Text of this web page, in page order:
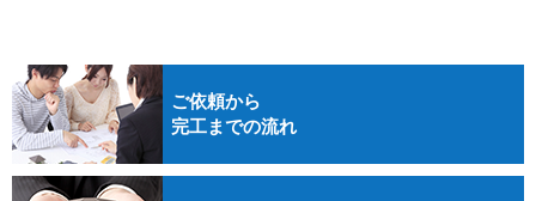
ご依頼から
完工までの流れ